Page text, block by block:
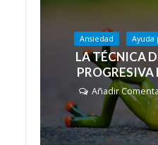
Ansiedad Ayuda
LA TÉCNICA
PROGRESIVA
Añadir